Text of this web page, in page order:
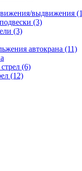
выдвижения
(3)
(3)
автокрана (11)
(6)
(12)